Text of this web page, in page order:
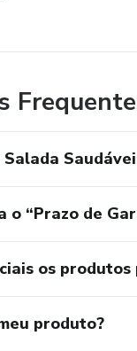
o “Prazo de
os produtos
produto?